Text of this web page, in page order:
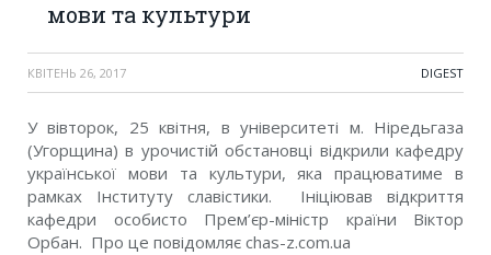
мови та культури
КВІТЕНЬ 26, 2017 DIGEST
У вівторок, 25 квітня, в університеті м. Ніредьгаза
(Угорщина) в урочистій обстановці відкрили кафедру
української мови та культури, яка працюватиме в
рамках Інституту славістики. Ініціював відкриття
кафедри особисто Прем’єр-міністр країни Віктор
Орбан. Про це повідомляє chas-z.com.ua